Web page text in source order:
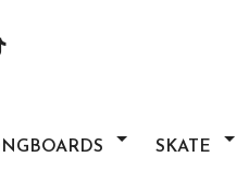
SKATE